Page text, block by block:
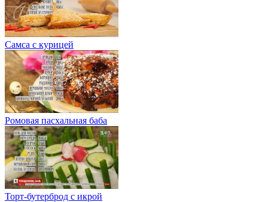
Самса с курицей
Ромовая пасхальная баба
Торт-бутерброд с икрой